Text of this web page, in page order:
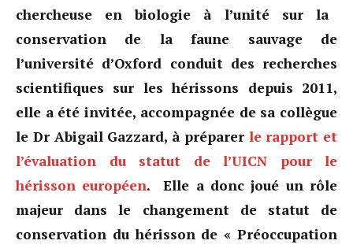
chercheuse en biologie à l’unité sur la
conservation de la faune sauvage de
l’université d’Oxford conduit des recherches
scientifiques sur les hérissons depuis 2011,
elle a été invitée, accompagnée de sa collègue
le Dr Abigail Gazzard, à préparer le rapport et
l’évaluation du statut de l’UICN pour le
hérisson européen. Elle a donc joué un rôle
majeur dans le changement de statut de
conservation du hérisson de « Préoccupation